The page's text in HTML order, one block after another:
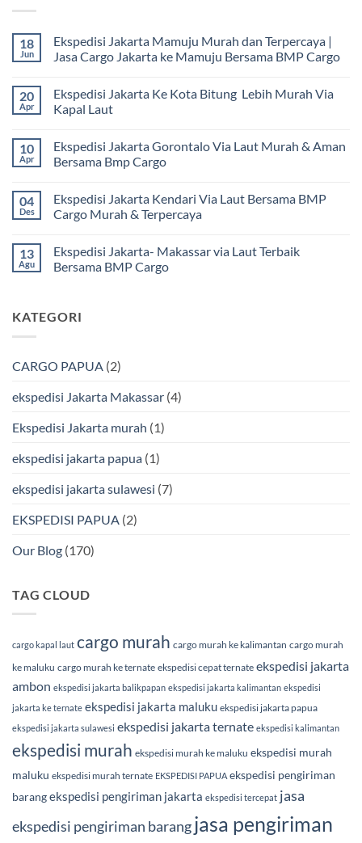
18
Jun
Ekspedisi Jakarta Mamuju Murah dan Terpercaya |
Jasa Cargo Jakarta ke Mamuju Bersama BMP Cargo
komentar
pada
Ekspedisi
Murah
dan
Terpercaya
Cargo
Jakarta
ke
BMP
Cargo
20
Apr
Ekspedisi Jakarta Ke Kota Bitung Lebih Murah Via
Kapal Laut
komentar
pada
Ekspedisi
Kota
Bitung
Lebih
Kapal
Laut
10
Apr
Ekspedisi Jakarta Gorontalo Via Laut Murah & Aman
Bersama Bmp Cargo
komentar
pada
Ekspedisi
Via
Laut
Murah
Bmp
Cargo
04
Des
Ekspedisi Jakarta Kendari Via Laut Bersama BMP
Cargo Murah & Terpercaya
komentar
pada
Ekspedisi
Laut
Bersama
&
13
Agu
Ekspedisi Jakarta- Makassar via Laut Terbaik
Bersama BMP Cargo
pada
Ekspedisi
Laut
BMP
KATEGORI
CARGO PAPUA (2)
ekspedisi Jakarta Makassar (4)
Ekspedisi Jakarta murah (1)
ekspedisi jakarta papua (1)
ekspedisi jakarta sulawesi (7)
EKSPEDISI PAPUA (2)
Our Blog (170)
TAG CLOUD
cargo kapal laut cargo murah cargo murah ke kalimantan cargo murah
ke maluku cargo murah ke ternate ekspedisi cepat ternate ekspedisi jakarta
ambon ekspedisi jakarta balikpapan ekspedisi jakarta kalimantan ekspedisi
jakarta ke ternate ekspedisi jakarta maluku ekspedisi jakarta papua
ekspedisi jakarta sulawesi ekspedisi jakarta ternate ekspedisi kalimantan
ekspedisi murah ekspedisi murah ke maluku ekspedisi murah
maluku ekspedisi murah ternate EKSPEDISI PAPUA ekspedisi pengiriman
barangekspedisi pengiriman jakarta ekspedisi tercepat jasa
ekspedisi pengiriman barangjasa pengiriman